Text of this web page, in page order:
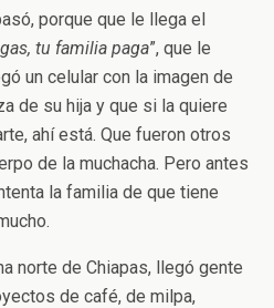
porque que le llega el
tu familia paga”, que le
un celular con la imagen de
de su hija y que si la quiere
ahí está. Que fueron otros
de la muchacha. Pero antes
la familia de que tiene
norte de Chiapas, llegó gente
de café, de milpa,